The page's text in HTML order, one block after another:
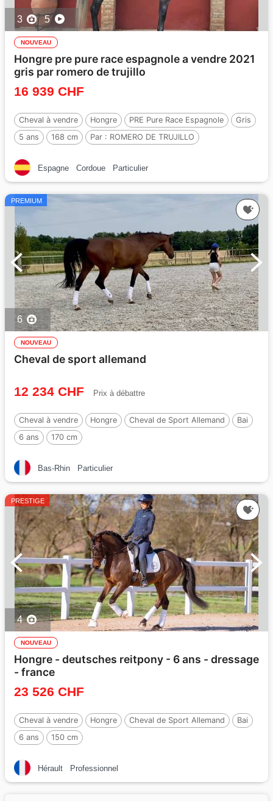
3 5
NOUVEAU
Hongre pre pure race espagnole a vendre 2021
gris par romero de trujillo
16 939 CHF
Cheval à vendre Hongre PRE Pure Race Espagnole
Gris
5 ans
168 cm Par : ROMERO DE TRUJILLO
Espagne Cordoue Particulier
PREMIUM
6
NOUVEAU
Cheval de sport allemand
12 234 CHF Prix à débattre
Cheval à vendre Hongre Cheval de Sport Allemand
Bai
6 ans
170 cm
Bas-Rhin Particulier
PRESTIGE
4
NOUVEAU
Hongre - deutsches reitpony - 6 ans - dressage
- france
23 526 CHF
Cheval à vendre Hongre Cheval de Sport Allemand
Bai
6 ans
150 cm
Hérault Professionnel